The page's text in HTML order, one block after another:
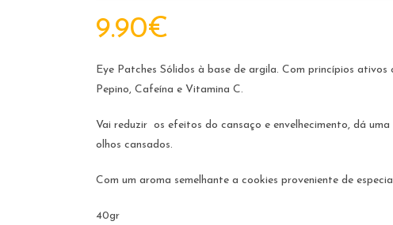
9.90€
Eye Patches Sólidos à base de argila. Com princípios
Pepino, Cafeína e Vitamina C.
Vai reduzir os efeitos do cansaço e envelhecimento, dá
olhos cansados.
Com um aroma semelhante a cookies proveniente de
40gr